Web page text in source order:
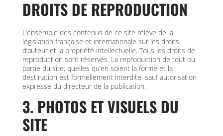
DROITS DE REPRODUCTION
L’ensemble des contenus de ce site relève de la
législation française et internationale sur les droits
d’auteur et la propriété intellectuelle. Tous les droits de
reproduction sont réservés. La reproduction de tout ou
partie du site, quelles qu’en soient la forme et la
destination est formellement interdite, sauf autorisation
expresse du directeur de la publication.
3. PHOTOS ET VISUELS DU
SITE